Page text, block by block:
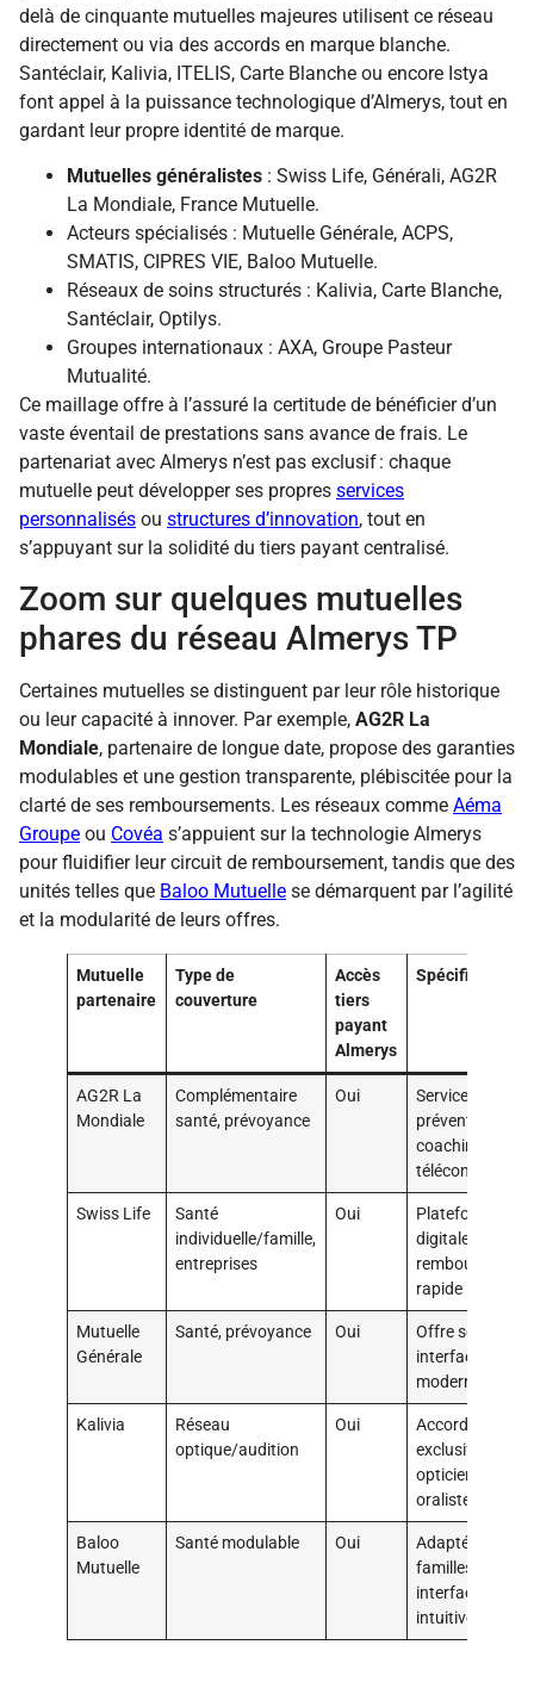
delà de cinquante mutuelles majeures utilisent ce réseau
directement ou via des accords en marque blanche.
Santéclair, Kalivia, ITELIS, Carte Blanche ou encore Istya
font appel à la puissance technologique d’Almerys, tout en
gardant leur propre identité de marque.
Mutuelles généralistes : Swiss Life, Générali, AG2R
La Mondiale, France Mutuelle.
Acteurs spécialisés : Mutuelle Générale, ACPS,
SMATIS, CIPRES VIE, Baloo Mutuelle.
Réseaux de soins structurés : Kalivia, Carte Blanche,
Santéclair, Optilys.
Groupes internationaux : AXA, Groupe Pasteur
Mutualité.
Ce maillage offre à l’assuré la certitude de bénéficier d’un
vaste éventail de prestations sans avance de frais. Le
partenariat avec Almerys n’est pas exclusif : chaque
mutuelle peut développer ses propres services
personnalisés ou structures d’innovation, tout en
s’appuyant sur la solidité du tiers payant centralisé.
Zoom sur quelques mutuelles
phares du réseau Almerys TP
Certaines mutuelles se distinguent par leur rôle historique
ou leur capacité à innover. Par exemple, AG2R La
Mondiale, partenaire de longue date, propose des garanties
modulables et une gestion transparente, plébiscitée pour la
clarté de ses remboursements. Les réseaux comme Aéma
Groupe ou Covéa s’appuient sur la technologie Almerys
pour fluidifier leur circuit de remboursement, tandis que des
unités telles que Baloo Mutuelle se démarquent par l’agilité
et la modularité de leurs offres.
Mutuelle
partenaire
Type de
couverture
Accès
tiers
payant
Almerys
Spécificités
AG2R La
Mondiale
Complémentaire
santé, prévoyance
Oui
Services
prévention,
coaching,
Swiss Life
Santé
individuelle/famille,
entreprises
Oui
Plateforme
digitale,
remboursement
rapide
Mutuelle
Générale
Santé, prévoyance Oui
Offre senior,
interface
moderne
Kalivia
Réseau
optique/audition
Oui
Accords
exclusifs
opticiens,
oralistes
Baloo
Mutuelle
Santé modulable Oui
Adaptée TNS et
familles,
interface
intuitive